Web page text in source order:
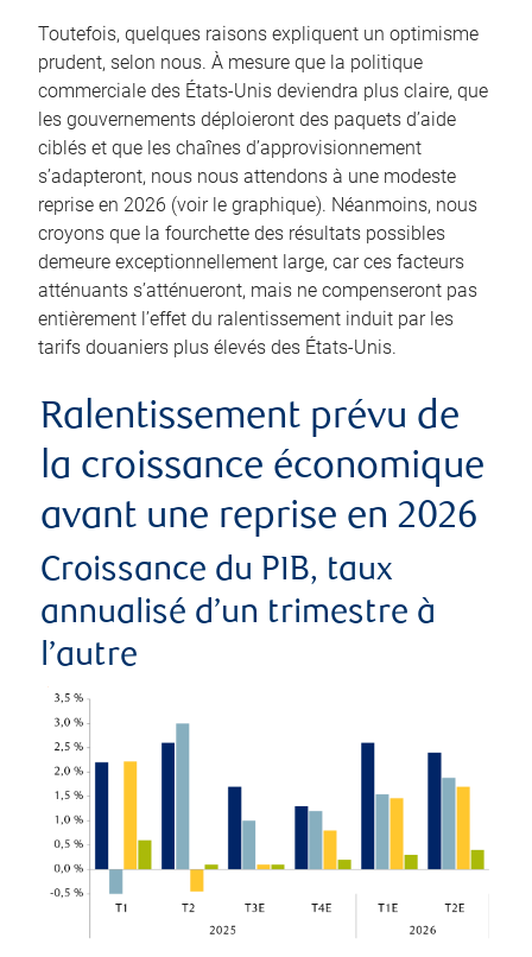
Toutefois, quelques raisons expliquent un optimisme
prudent, selon nous. À mesure que la politique
commerciale des États-Unis deviendra plus claire, que
les gouvernements déploieront des paquets d’aide
ciblés et que les chaînes d’approvisionnement
s’adapteront, nous nous attendons à une modeste
reprise en 2026 (voir le graphique). Néanmoins, nous
croyons que la fourchette des résultats possibles
demeure exceptionnellement large, car ces facteurs
atténuants s’atténueront, mais ne compenseront pas
entièrement l’effet du ralentissement induit par les
tarifs douaniers plus élevés des États-Unis.
Ralentissement prévu de
la croissance économique
avant une reprise en 2026
Croissance du PIB, taux
annualisé d’un trimestre à
l’autre